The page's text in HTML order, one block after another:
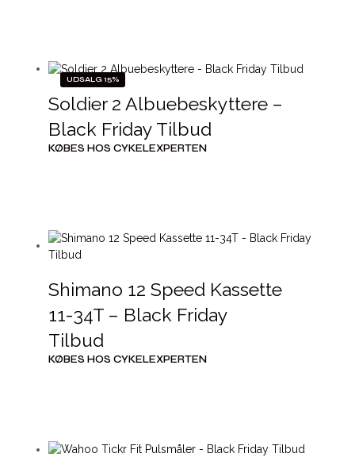
UDSALG 15%
Soldier 2 Albuebeskyttere –
Black Friday Tilbud
KØBES HOS CYKELEXPERTEN
Shimano 12 Speed Kassette
11-34T – Black Friday
Tilbud
KØBES HOS CYKELEXPERTEN